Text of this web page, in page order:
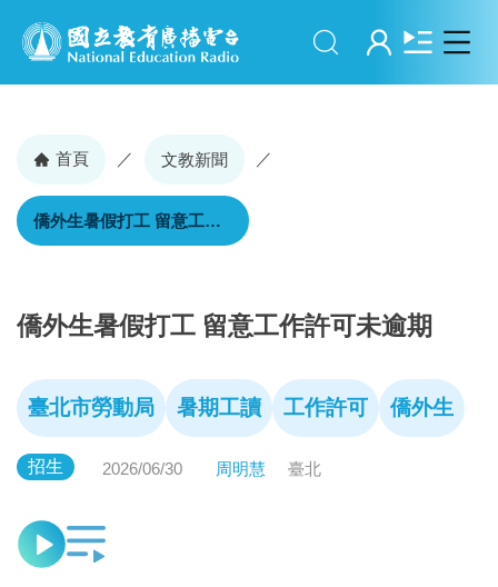
搜尋 登入
首頁 ／ 文教新聞 ／
僑外生暑假打工 留意工作許可未逾期
僑外生暑假打工 留意工作許可未逾期
臺北市勞動局 暑期工讀 工作許可 僑外生
招生 2026/06/30 周明慧 臺北